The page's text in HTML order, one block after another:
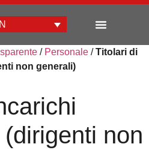
/ Personale /Titolari di
non generali)
non